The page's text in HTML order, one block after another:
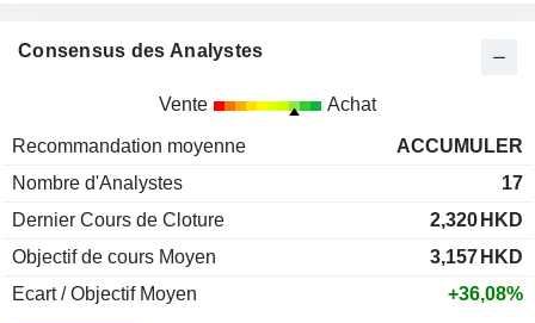
Consensus des Analystes
Vente Achat
Recommandation moyenne
ACCUMULER
Nombre d'Analystes
17
Dernier Cours de Cloture
2,320 HKD
Objectif de cours Moyen
3,157 HKD
Ecart / Objectif Moyen
+36,08%